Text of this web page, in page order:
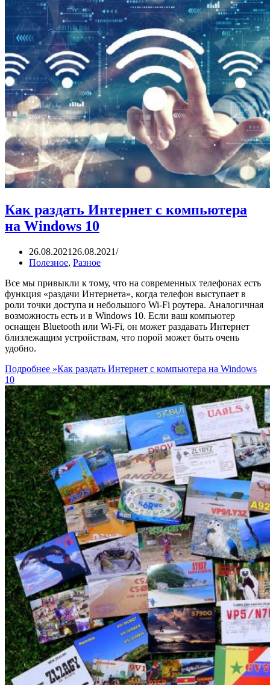
Как раздать Интернет с компьютера
на Windows 10
26.08.2021 26.08.2021
Полезное, Разное
Все мы привыкли к тому, что на современных телефонах есть
функция «раздачи Интернета», когда телефон выступает в
роли точки доступа и небольшого Wi-Fi роутера. Аналогичная
возможность есть и в Windows 10. Если ваш компьютер
оснащен Bluetooth или Wi-Fi, он может раздавать Интернет
близлежащим устройствам, что порой может быть очень
удобно.
Подробнее »Как раздать Интернет с компьютера на Windows
10